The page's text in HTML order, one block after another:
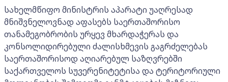
სახელმწიფო მინისტრის აპარატი უაღრესად
მნიშვნელოვნად აფასებს საერთაშორისო
თანამეგობრობის ურყევ მხარდაჭერას და
კონსოლიდირებული ძალისხმევის გაგრძელებას
საერთაშორისოდ აღიარებულ საზღვრებში
საქართველოს სუვერენიტეტისა და ტერიტორიული